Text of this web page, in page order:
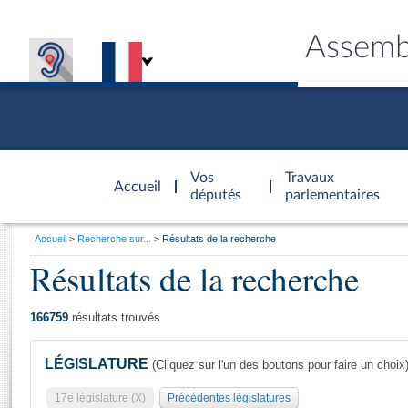
Accueil
d'accueil
Vos
députés
Travaux
parlementaires
Général
Vous
Accueil Recherche sur... Résultats de la recherche
Résultats de la recherche
166759 résultats trouvés
LÉGISLATURE (Cliquez sur l'un des boutons pour faire un choix)
17e législature (X) Précédentes législatures